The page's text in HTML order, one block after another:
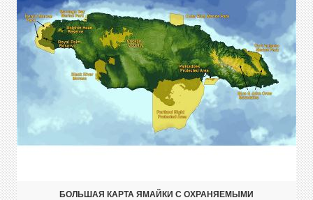
БОЛЬШАЯ КАРТА ЯМАЙКИ С ОХРАНЯЕМЫМИ